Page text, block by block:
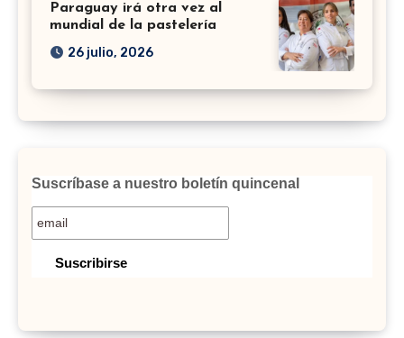
Paraguay irá otra vez al
mundial de la pastelería
26 julio, 2026
Suscríbase a nuestro boletín quincenal